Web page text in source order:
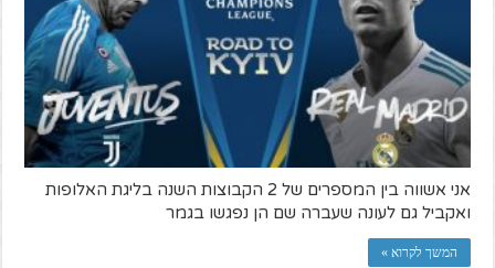
אני אשווה בין המספרים של 2 הקבוצות השנה בליגת האלופות
ואקביל גם לעונה שעברה שם הן נפגשו בגמר
המשך לקרוא »